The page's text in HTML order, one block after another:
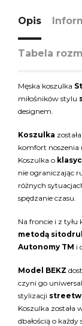
Opis
Tabela
Męska koszulka
miłośników stylu
designem.
Koszulka
komfort noszenia
Koszulka o
nie ograniczając
różnych
spędzanie czasu.
Na froncie i z tyłu
metodą
Autonomy TM i
Model BEKZ
czyni go
stylizacji
Koszulka została
dbałością o